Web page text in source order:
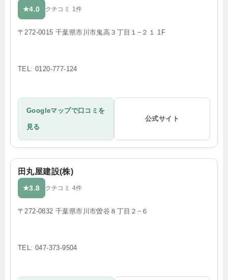
★4.0 クチコミ 1件
〒272-0015 千葉県市川市鬼高３丁目１−２１ 1F
TEL: 0120-777-124
Googleマップで口コミを
見る
公式サイト
田丸屋建設(株)
★3.8 クチコミ 4件
〒272-0832 千葉県市川市曽谷８丁目２−６
TEL: 047-373-9504